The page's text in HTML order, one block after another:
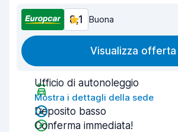
8,1 Buona
Visualizza offerta
Ufficio di autonoleggio
Mostra i dettagli della sede
Deposito basso
Conferma immediata!